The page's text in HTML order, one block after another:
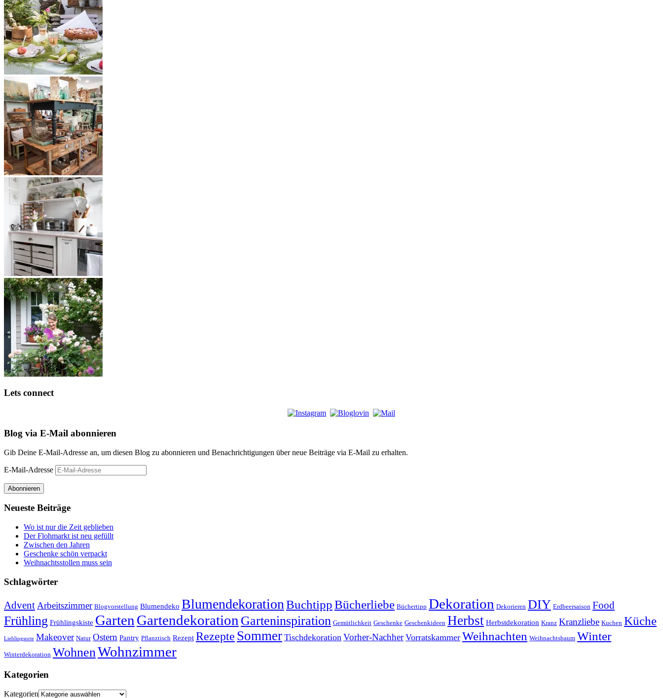
Lets connect
Blog via E-Mail abonnieren
Gib Deine E-Mail-Adresse an, um diesen Blog zu abonnieren und Benachrichtigungen über neue Beiträge via E-Mail zu erhalten.
E-Mail-Adresse
Abonnieren
Neueste Beiträge
Wo ist nur die Zeit geblieben
Der Flohmarkt ist neu gefüllt
Zwischen den Jahren
Geschenke schön verpackt
Weihnachtsstollen muss sein
Schlagwörter
AdventArbeitszimmer Blogvorstellung Blumendeko BlumendekorationBuchtippBücherliebe Büchertipp Dekoration Dekorieren DIY Erdbeersaison Food
Frühling Frühlingskiste GartenGartendekoration Garteninspiration Gemütlichkeit Geschenke Geschenkideen Herbst Herbstdekoration Kranz Kranzliebe Kuchen Küche
Lieblingsorte Makeover Natur Ostern Pantry Pflanztisch Rezept Rezepte Sommer Tischdekoration Vorher-Nachher Vorratskammer Weihnachten Weihnachtsbaum Winter
Winterdekoration WohnenWohnzimmer
Kategorien
Kategorien